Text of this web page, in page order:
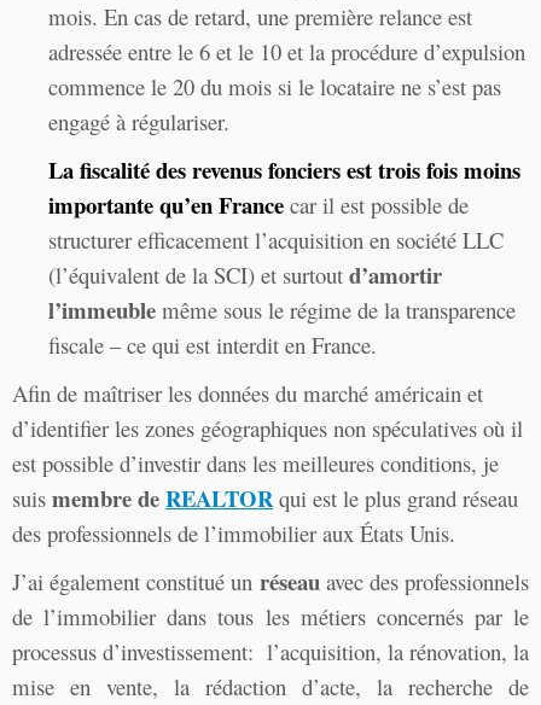
mois. En cas de retard, une première relance est
adressée entre le 6 et le 10 et la procédure d’expulsion
commence le 20 du mois si le locataire ne s’est pas
engagé à régulariser.
La fiscalité des revenus fonciers est trois fois moins
importante qu’en France car il est possible de
structurer efficacement l’acquisition en société LLC
(l’équivalent de la SCI) et surtout d’amortir
l’immeuble même sous le régime de la transparence
fiscale – ce qui est interdit en France.
Afin de maîtriser les données du marché américain et
d’identifier les zones géographiques non spéculatives où il
est possible d’investir dans les meilleures conditions, je
suis membre deREALTORqui est le plus grand réseau
des professionnels de l’immobilier aux États Unis.
J’ai également constitué un réseauavec des professionnels
de l’immobilier dans tous les métiers concernés par le
processus d’investissement: l’acquisition, la rénovation, la
mise en vente, la rédaction d’acte, la recherche de